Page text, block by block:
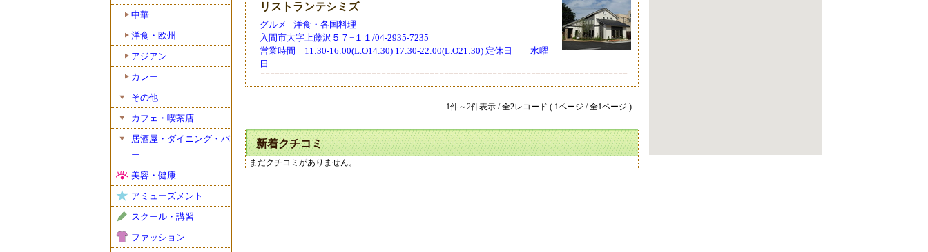
中華
洋食・欧州
アジアン
カレー
その他
カフェ・喫茶店
居酒屋・ダイニング・バ
ー
美容・健康
アミューズメント
スクール・講習
ファッション
リストランテシミズ
グルメ - 洋食・各国料理
入間市大字上藤沢５７−１１/04-2935-7235
営業時間 11:30-16:00(L.O14:30) 17:30-22:00(L.O21:30) 定休日 水曜
日
1件～2件表示 / 全2レコード ( 1ページ / 全1ページ )
新着クチコミ
まだクチコミがありません。